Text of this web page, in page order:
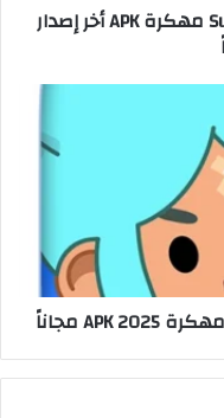
تنزيل لعبة صب واي Subway Surfers مهكرة APK أخر إصدار